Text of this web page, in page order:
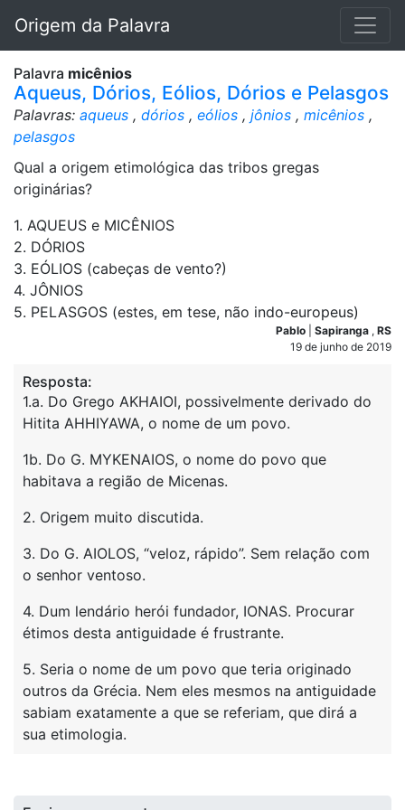
Origem da Palavra
Palavra micênios
Aqueus, Dórios, Eólios, Dórios e Pelasgos
Palavras: aqueus , dórios , eólios , jônios , micênios ,
pelasgos
Qual a origem etimológica das tribos gregas
originárias?
1. AQUEUS e MICÊNIOS
2. DÓRIOS
3. EÓLIOS (cabeças de vento?)
4. JÔNIOS
5. PELASGOS (estes, em tese, não indo-europeus)
Pablo Sapiranga , RS
19 de junho de 2019
Resposta:
1.a. Do Grego AKHAIOI, possivelmente derivado do
Hitita AHHIYAWA, o nome de um povo.
1b. Do G. MYKENAIOS, o nome do povo que
habitava a região de Micenas.
2. Origem muito discutida.
3. Do G. AIOLOS, “veloz, rápido”. Sem relação com
o senhor ventoso.
4. Dum lendário herói fundador, IONAS. Procurar
étimos desta antiguidade é frustrante.
5. Seria o nome de um povo que teria originado
outros da Grécia. Nem eles mesmos na antiguidade
sabiam exatamente a que se referiam, que dirá a
sua etimologia.